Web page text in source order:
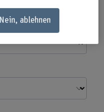
Nein, ablehnen